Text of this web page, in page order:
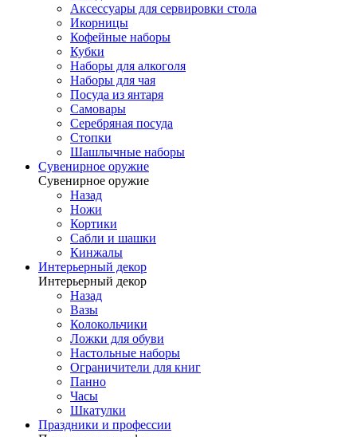
Аксессуары для сервировки стола
Икорницы
Кофейные наборы
Кубки
Наборы для алкоголя
Наборы для чая
Посуда из янтаря
Самовары
Серебряная посуда
Стопки
Шашлычные наборы
Сувенирное оружие
Сувенирное оружие
Назад
Ножи
Кортики
Сабли и шашки
Кинжалы
Интерьерный декор
Интерьерный декор
Назад
Вазы
Колокольчики
Ложки для обуви
Настольные наборы
Ограничители для книг
Панно
Часы
Шкатулки
Праздники и профессии